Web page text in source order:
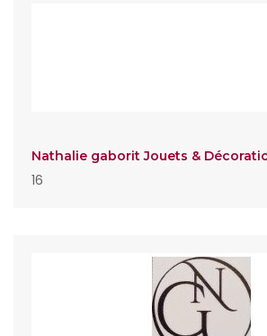
Nathalie gaborit Jouets &
16